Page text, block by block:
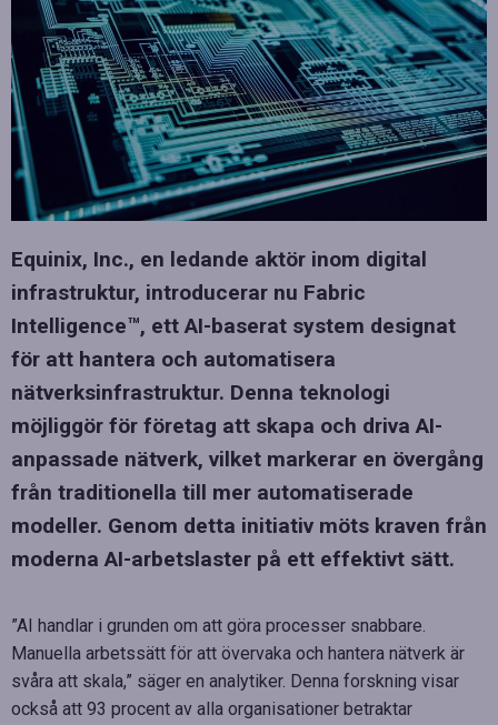
Equinix, Inc., en ledande aktör inom digital
infrastruktur, introducerar nu Fabric
Intelligence™, ett AI-baserat system designat
för att hantera och automatisera
nätverksinfrastruktur. Denna teknologi
möjliggör för företag att skapa och driva AI-
anpassade nätverk, vilket markerar en övergång
från traditionella till mer automatiserade
modeller. Genom detta initiativ möts kraven från
moderna AI-arbetslaster på ett effektivt sätt.
”AI handlar i grunden om att göra processer snabbare.
Manuella arbetssätt för att övervaka och hantera nätverk är
svåra att skala,” säger en analytiker. Denna forskning visar
också att 93 procent av alla organisationer betraktar